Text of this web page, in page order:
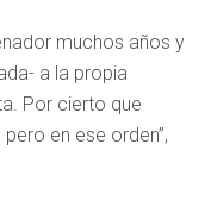
muchos años y
a la propia
Por cierto que
en ese orden”,